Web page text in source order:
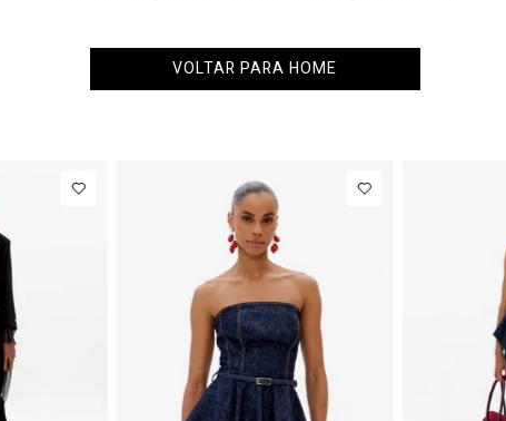
VOLTAR PARA HOME